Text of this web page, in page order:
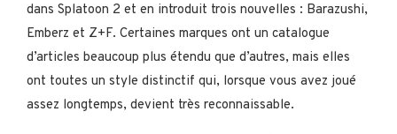
dans Splatoon 2 et en introduit trois nouvelles : Barazushi,
Emberz et Z+F. Certaines marques ont un catalogue
d’articles beaucoup plus étendu que d’autres, mais elles
ont toutes un style distinctif qui, lorsque vous avez joué
assez longtemps, devient très reconnaissable.